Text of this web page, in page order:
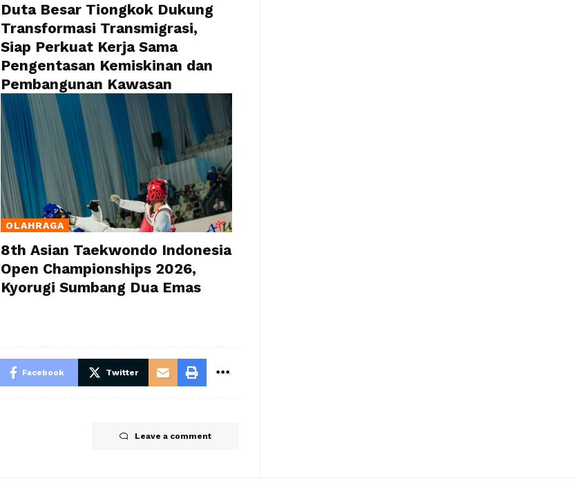
Duta Besar Tiongkok Dukung
Transformasi Transmigrasi,
Siap Perkuat Kerja Sama
Pengentasan Kemiskinan dan
Pembangunan Kawasan
OLAHRAGA
8th Asian Taekwondo Indonesia
Open Championships 2026,
Kyorugi Sumbang Dua Emas
Facebook Twitter
Leave a comment